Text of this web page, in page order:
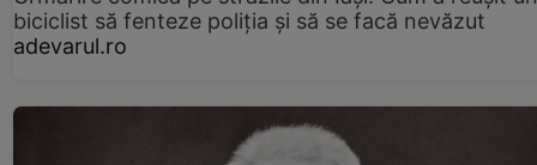
biciclist să fenteze poliția și să se facă nevăzut
adevarul.ro